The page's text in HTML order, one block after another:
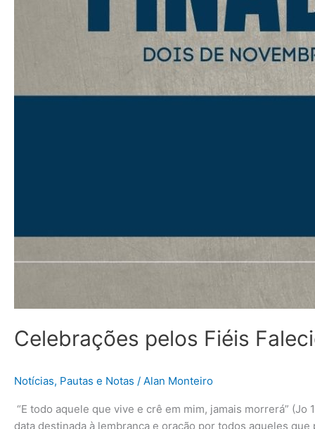
Celebrações pelos Fiéis
Notícias, Pautas e Notas / Alan Monteiro
“E todo aquele que vive e crê em mim, jamais morrerá”
data destinada à lembrança e oração por todos aqueles